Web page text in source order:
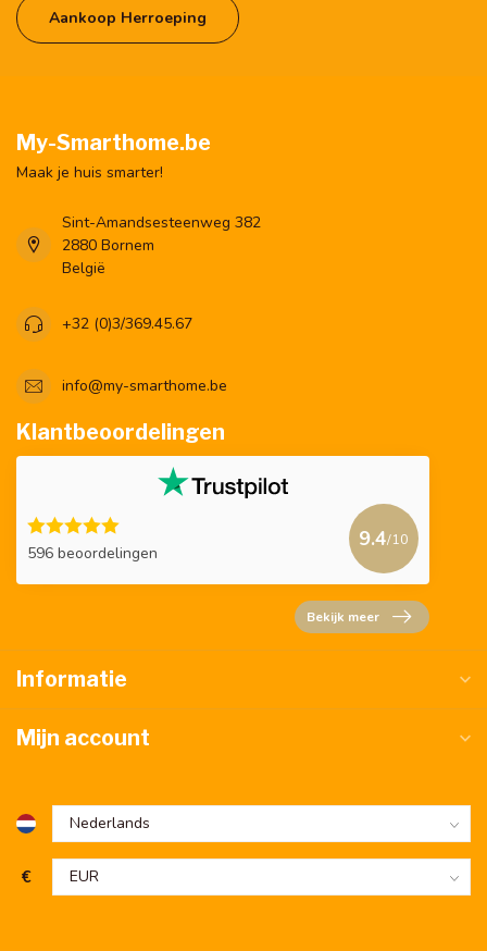
Aankoop Herroeping
My-Smarthome.be
Maak je huis smarter!
Sint-Amandsesteenweg 382
2880 Bornem
België
+32 (0)3/369.45.67
info@my-smarthome.be
Klantbeoordelingen
596 beoordelingen
9.4/10
Bekijk meer
Informatie
Mijn account
€